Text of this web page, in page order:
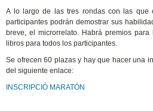
A lo largo de las tres rondas con las que
participantes podrán demostrar sus
breve, el microrrelato. Habrá premios
libros para todos los participantes.
Se ofrecen 60 plazas y hay que hacer una
del siguiente enlace:
INSCRIPCIÓ MARATÓN